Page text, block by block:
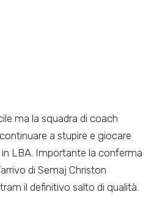
ma la squadra di coach
a stupire e giocare
LBA. Importante la conferma
di Semaj Christon
il definitivo salto di qualità.